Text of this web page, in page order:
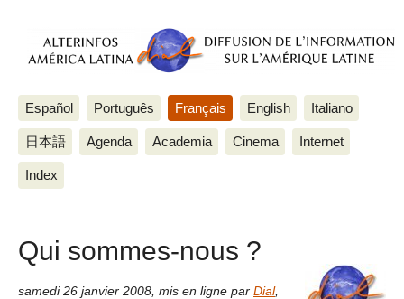
Español Português Français English Italiano
日本語 Agenda Academia Cinema Internet
Index
Qui sommes-nous ?
samedi 26 janvier 2008 mis en ligne par Dial,